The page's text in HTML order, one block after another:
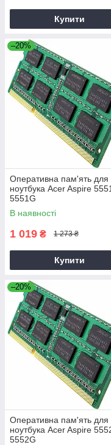
Купити
–20%
Оперативна пам'ять для
ноутбука Acer Aspire 5551,
5551G
В наявності
1 019 ₴ 1 273 ₴
Купити
–20%
Оперативна пам'ять для
ноутбука Acer Aspire
5552G